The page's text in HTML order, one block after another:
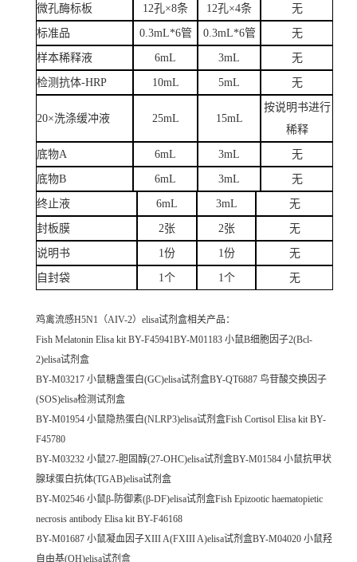
微孔酶标板 12孔×8条 12孔×4条 无
标准品 0.3mL*6管 0.3mL*6管 无
样本稀释液 6mL 3mL 无
检测抗体-HRP 10mL 5mL 无
20×洗涤缓冲液 25mL 15mL
按说明书进行
稀释
底物A 6mL 3mL 无
底物B 6mL 3mL 无
终止液 6mL 3mL 无
封板膜 2张 2张 无
说明书 1份 1份 无
自封袋 1个 1个 无
鸡禽流感H5N1（AIV-2）elisa试剂盒相关产品：
Fish Melatonin Elisa kit BY-F45941BY-M01183 小鼠B细胞因子2(Bcl-
2)elisa试剂盒
BY-M03217 小鼠糖盏蛋白(GC)elisa试剂盒BY-QT6887 鸟苷酸交换因子
(SOS)elisa检测试剂盒
BY-M01954 小鼠隐热蛋白(NLRP3)elisa试剂盒Fish Cortisol Elisa kit BY-
F45780
BY-M03232 小鼠27-胆固醇(27-OHC)elisa试剂盒BY-M01584 小鼠抗甲状
腺球蛋白抗体(TGAB)elisa试剂盒
BY-M02546 小鼠β-防御素(β-DF)elisa试剂盒Fish Epizootic haematopietic
necrosis antibody Elisa kit BY-F46168
BY-M01687 小鼠凝血因子XIII A(FXIII A)elisa试剂盒BY-M04020 小鼠羟
自由基(OH)elisa试剂盒